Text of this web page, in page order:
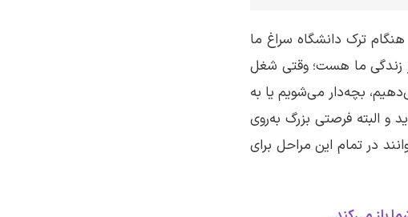
ترک دانشگاه سراغ ما
زندگی ما هست؛ وقتی شغل
بچه‌دار می‌شویم یا به
و البته فرصتی بزرگ به‌روی
در تمام این مراحل برای